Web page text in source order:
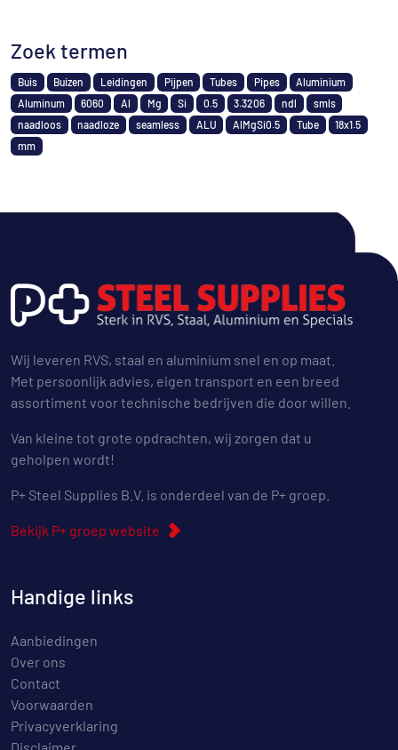
Zoek termen
Buis Buizen Leidingen Pijpen Tubes Pipes
Aluminium
Aluminum
6060 Al Mg Si 0.5 3.3206 ndl
smls
naadloos
naadloze seamless ALU AlMgSi0.5 Tube
18x1.5
mm
Wij leveren RVS, staal en aluminium snel en op maat.
Met persoonlijk advies, eigen transport en een breed
assortiment voor technische bedrijven die door willen.
Van kleine tot grote opdrachten, wij zorgen dat u
geholpen wordt!
P+ Steel Supplies B.V. is onderdeel van de P+ groep.
Bekijk P+ groep website
Handige links
Aanbiedingen
Over ons
Contact
Voorwaarden
Privacyverklaring